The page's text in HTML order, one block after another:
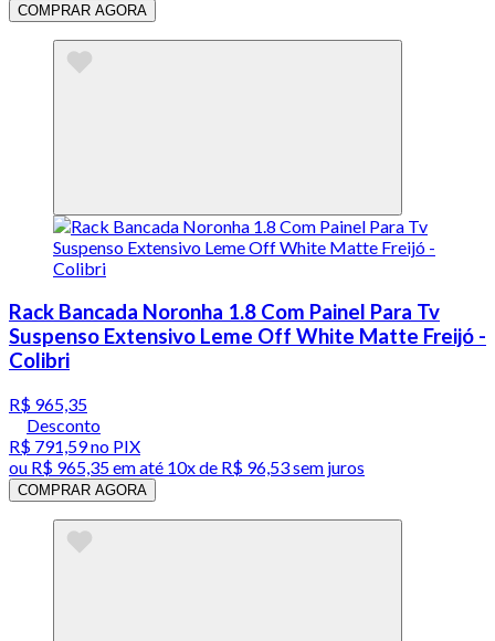
COMPRAR AGORA
Rack Bancada Noronha 1.8 Com Painel Para Tv
Suspenso Extensivo Leme Off White Matte Freijó -
Colibri
R$ 965,35
Desconto
R$ 791,59no PIX
ou R$ 965,35em até 10x de R$ 96,53 sem juros
COMPRAR AGORA